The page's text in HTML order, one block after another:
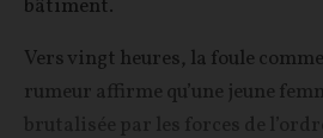
bâtiment.
Vers vingt heures, la foule
rumeur affirme qu’une jeune